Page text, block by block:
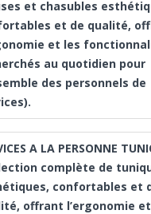
et chasubles
et de qualité,
et les
au quotidien pour
des personnels de
A LA PERSONNE
complète de
confortables et
offrant l’ergonomie